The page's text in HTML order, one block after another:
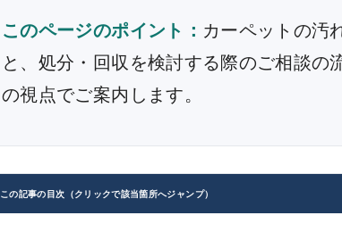
このページのポイント： カーペットの汚
と、処分・回収を検討する際のご相談の
の視点でご案内します。
この記事の目次（クリックで該当箇所へジャンプ）